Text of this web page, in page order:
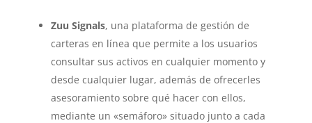
Zuu Signals, una plataforma de gestión de
carteras en línea que permite a los usuarios
consultar sus activos en cualquier momento y
desde cualquier lugar, además de ofrecerles
asesoramiento sobre qué hacer con ellos,
mediante un «semáforo» situado junto a cada